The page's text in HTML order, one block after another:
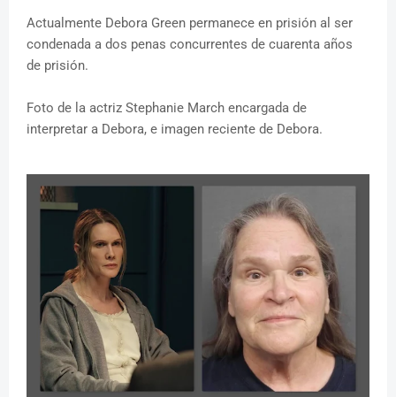
Actualmente Debora Green permanece en prisión al ser
condenada a dos penas concurrentes de cuarenta años
de prisión.
Foto de la actriz Stephanie March encargada de
interpretar a Debora, e imagen reciente de Debora.